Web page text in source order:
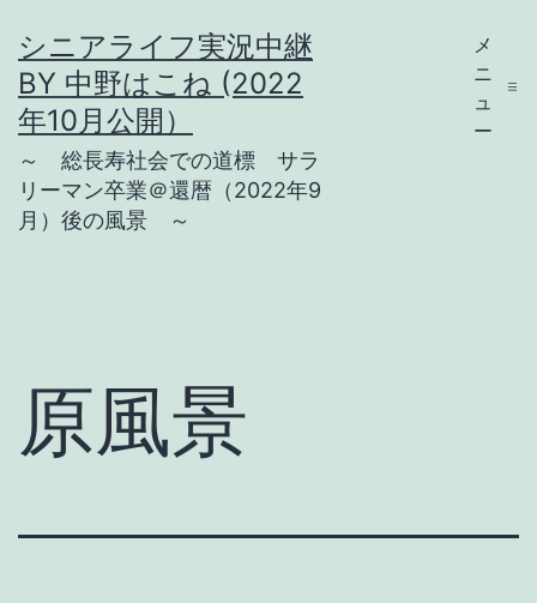
ン
テ
ン
へ
シニアライフ実況中継
BY 中野はこね (2022
年10月公開）
～ 総長寿社会での道標 サラ
リーマン卒業＠還暦（2022年9
月）後の風景 ～
メ
ニ
ュ
ー
原風景